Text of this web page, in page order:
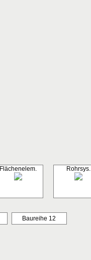
Flächenelem. Rohrsys.
Baureihe 12